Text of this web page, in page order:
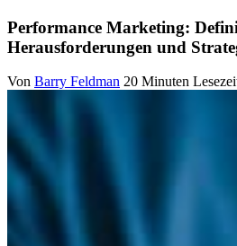
Performance Marketing:
Herausforderungen und
Von Barry Feldman 20 Minuten